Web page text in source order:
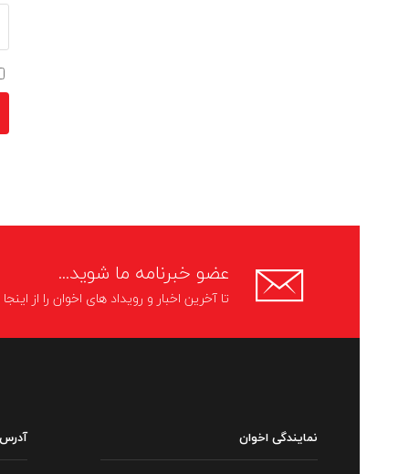
عضو خبرنامه ما شوید...
تا آخرین اخبار و رویداد های اخوان را از
نمایندگی اخوان آدرس